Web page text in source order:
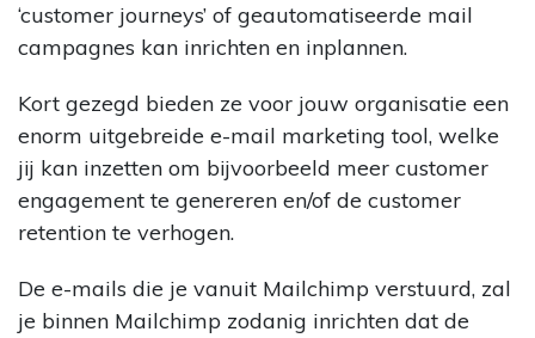
‘customer journeys’ of geautomatiseerde mail
campagnes kan inrichten en inplannen.
Kort gezegd bieden ze voor jouw organisatie een
enorm uitgebreide e-mail marketing tool, welke
jij kan inzetten om bijvoorbeeld meer customer
engagement te genereren en/of de customer
retention te verhogen.
De e-mails die je vanuit Mailchimp verstuurd, zal
je binnen Mailchimp zodanig inrichten dat de